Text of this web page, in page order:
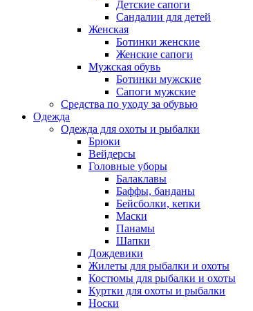
Детские сапоги
Сандалии для детей
Женская
Ботинки женские
Женские сапоги
Мужская обувь
Ботинки мужские
Сапоги мужские
Средства по уходу за обувью
Одежда
Одежда для охоты и рыбалки
Брюки
Вейдерсы
Головные уборы
Балаклавы
Баффы, банданы
Бейсболки, кепки
Маски
Панамы
Шапки
Дождевики
Жилеты для рыбалки и охоты
Костюмы для рыбалки и охоты
Куртки для охоты и рыбалки
Носки